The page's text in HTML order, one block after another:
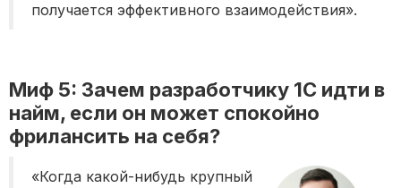
получается эффективного взаимодействия».
Миф 5: Зачем разработчику 1С идти в
найм, если он может спокойно
фрилансить на себя?
«Когда какой-нибудь крупный